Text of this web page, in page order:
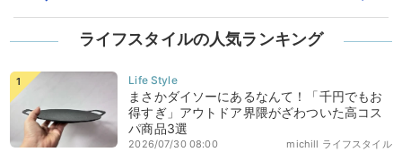
ライフスタイルの人気ランキング
まさかダイソーにあるなんて！「千円でもお
得すぎ」アウトドア界隈がざわついた高コス
パ商品3選
michill ライフスタイル
2026/07/30 08:00